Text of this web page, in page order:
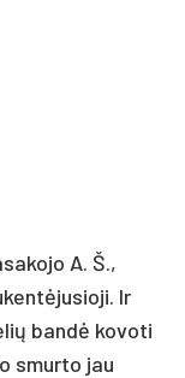
A. Š.,
Ir
bandė kovoti
smurto jau